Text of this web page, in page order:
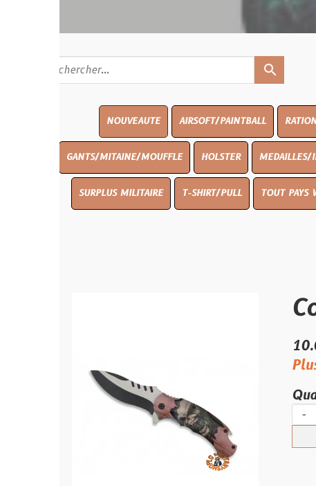
AIRSOFT/PAINTBALL RATIONS
GANTS/MITAINE/MOUFFLE HOLSTER MEDAILLES/INSIGNES
SURPLUS MILITAIRE T-SHIRT/PULL TOUT PAYS WW 1
Plus que 2
Quantité :
Ajouter